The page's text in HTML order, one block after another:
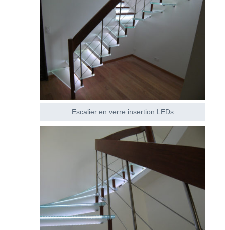
Escalier en verre insertion LEDs